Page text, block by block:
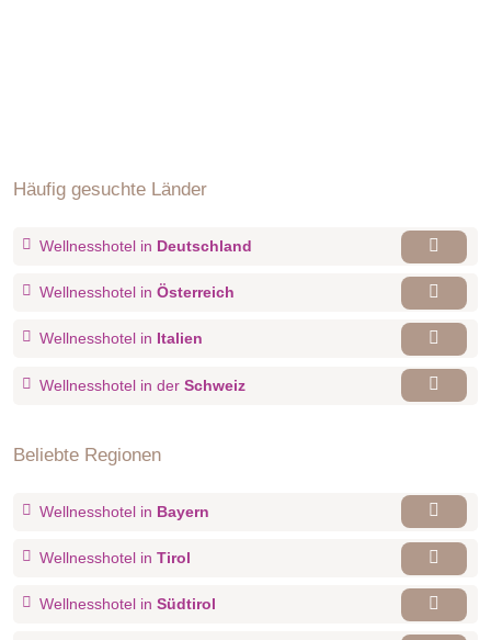
Häufig gesuchte Länder
Wellnesshotel in Deutschland
Wellnesshotel in Österreich
Wellnesshotel in Italien
Wellnesshotel in der Schweiz
Beliebte Regionen
Wellnesshotel in Bayern
Wellnesshotel in Tirol
Wellnesshotel in Südtirol